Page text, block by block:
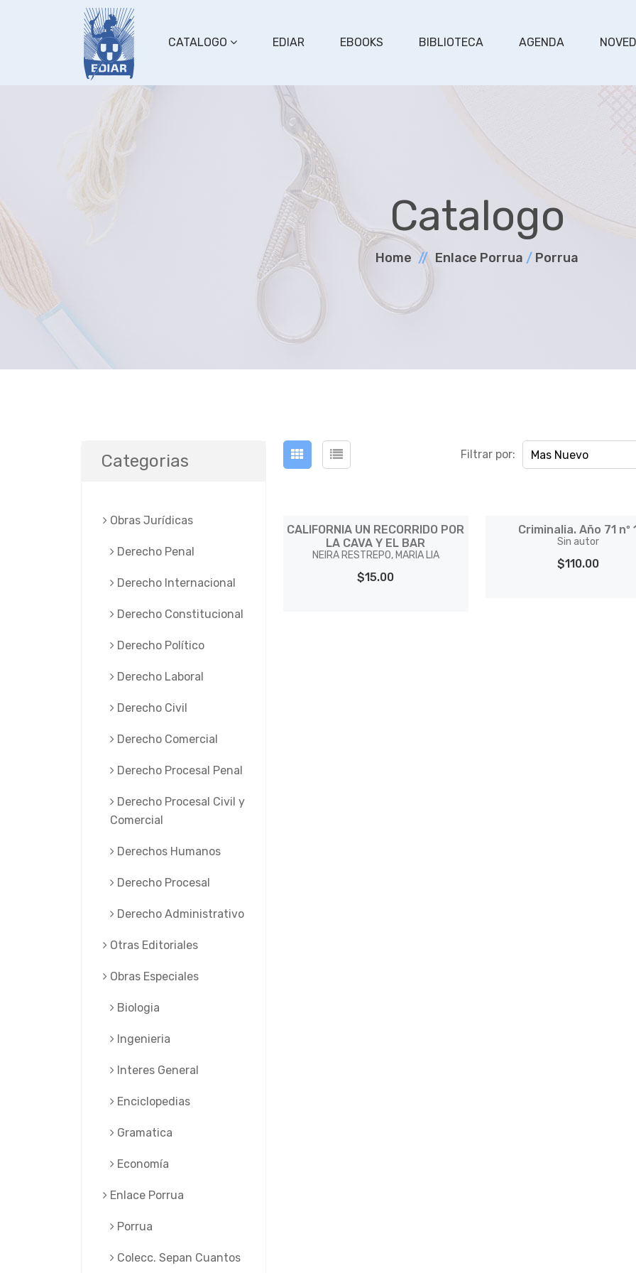
CATALOGO EDIAR EBOOKS BIBLIOTECA AGENDA
Catalogo
Home Enlace Porrua / Porrua
Filtrar por: Mas Nuevo
CALIFORNIA UN RECORRIDO POR
LA CAVA Y EL BAR
NEIRA RESTREPO, MARIA LIA
$15.00
Criminalia. Año 71 nº
Sin autor
$110.00
Categorias
Obras Jurí­dicas
Derecho Penal
Derecho Internacional
Derecho Constitucional
Derecho Político
Derecho Laboral
Derecho Civil
Derecho Comercial
Derecho Procesal Penal
Derecho Procesal Civil y
Comercial
Derechos Humanos
Derecho Procesal
Derecho Administrativo
Otras Editoriales
Obras Especiales
Biologia
Ingenieria
Interes General
Enciclopedias
Gramatica
Economía
Enlace Porrua
Porrua
Colecc. Sepan Cuantos